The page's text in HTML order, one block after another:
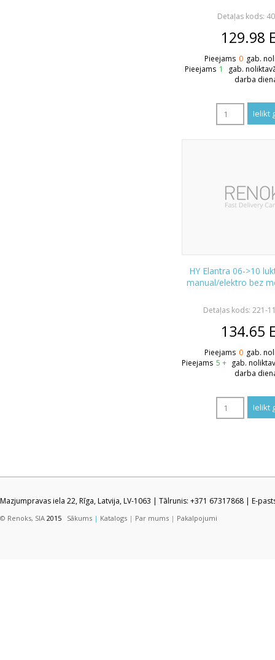
Detaļas kods:
129.98
Pieejams 0 gab.
Pieejams 1
gab.
darba
HY Elantra 06->10
manual/elektro bez
Detaļas kods: 221-
134.65
Pieejams 0 gab.
Pieejams 5 + gab.
darba
Mazjumpravas iela 22, Rīga, Latvija, LV-1063 | Tālrunis: +371 67317868 | E-
© Renoks, SIA 2015 Sākums | Katalogs | Par mums | Pakalpojumi